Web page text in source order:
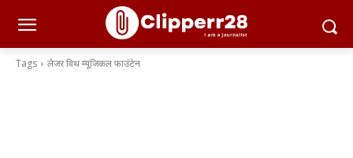
Tags लेजर विथ म्यूजिकल फाउंटेन